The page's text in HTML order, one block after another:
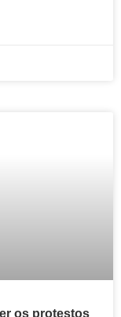
os protestos